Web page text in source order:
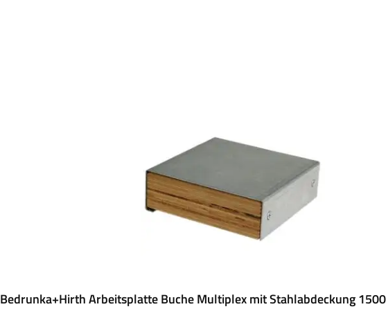
Bedrunka+Hirth Arbeitsplatte Buche Multiplex mit Stahlabdeckung